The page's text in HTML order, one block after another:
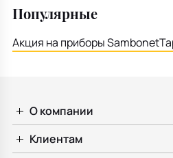
Популярные
Акция на приборы Sambonet
О компании
Клиентам